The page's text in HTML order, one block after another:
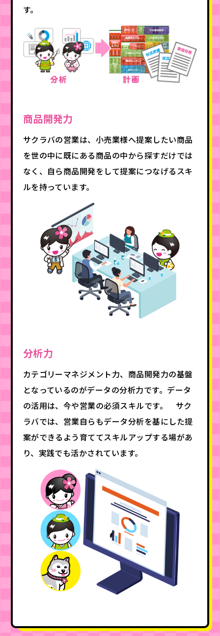
す。
商品開発力
サクラバの営業は、小売業様へ提案したい商品
を世の中に既にある商品の中から探すだけでは
なく、自ら商品開発をして提案につなげるスキ
ルを持っています。
分析力
カテゴリーマネジメント力、商品開発力の基盤
となっているのがデータの分析力です。データ
の活用は、今や営業の必須スキルです。 サク
ラバでは、営業自らもデータ分析を基にした提
案ができるよう育ててスキルアップする場があ
り、実践でも活かされています。